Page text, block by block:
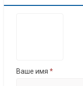
Ваше имя *